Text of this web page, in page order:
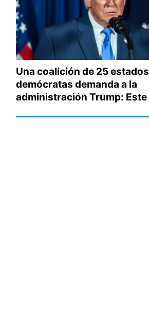
Una coalición de 25 estados
demócratas demanda a la
administración Trump: Este